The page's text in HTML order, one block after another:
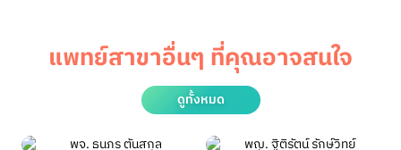
แพทย์สาขาอื่นๆ ที่คุณอาจสนใจ
ดูทั้งหมด